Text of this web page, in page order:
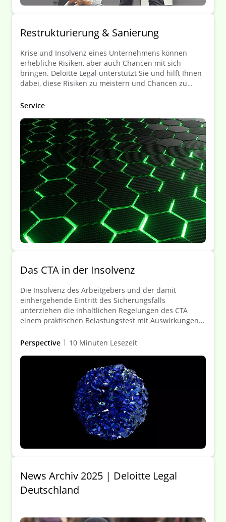
Restrukturierung & Sanierung
Krise und Insolvenz eines Unternehmens können
erhebliche Risiken, aber auch Chancen mit sich
bringen. Deloitte Legal unterstützt Sie und hilft Ihnen
dabei, diese Risiken zu meistern und Chancen zu
Service
Das CTA in der Insolvenz
Die Insolvenz des Arbeitgebers und der damit
einhergehende Eintritt des Sicherungsfalls
unterziehen die inhaltlichen Regelungen des CTA
einem praktischen Belastungstest mit Auswirkungen
vor allem Arbeitgeber/Insolvenzverwalter, begünstigte
Absicherung von Pflichten aus Zusagen der
betrieblichen Altersversorgung (bAV-Zusagen)). Dieser
Client Alert erörtert die aktuellen rechtlichen
Rahmenbedingungen und Gestaltungsoptionen aus
der Sicht des Treuhänders – mit Berücksichtigung des
„Sicherungsfall“-Fahrplans.
Perspective 10 Minuten Lesezeit
News Archiv 2025 | Deloitte Legal
Deutschland